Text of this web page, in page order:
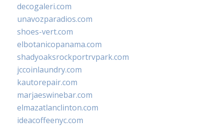
decogaleri.com
unavozparadios.com
shoes-vert.com
elbotanicopanama.com
shadyoaksrockportrvpark.com
jccoinlaundry.com
kautorepair.com
marjaeswinebar.com
elmazatlanclinton.com
ideacoffeenyc.com